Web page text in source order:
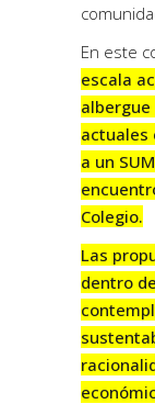
En este
escala
actuales
a un
Colegio.
Las
dentro